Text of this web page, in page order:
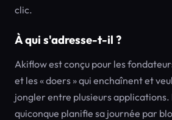
clic.
À qui s'adresse-t-il ?
Akiflow est conçu pour les
et les « doers » qui enchaînent et
jongler entre plusieurs applications.
quiconque planifie sa journée par